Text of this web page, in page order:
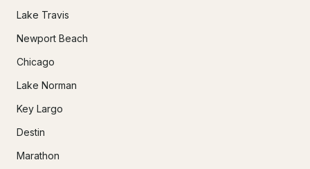
Lake Travis
Newport Beach
Chicago
Lake Norman
Key Largo
Destin
Marathon